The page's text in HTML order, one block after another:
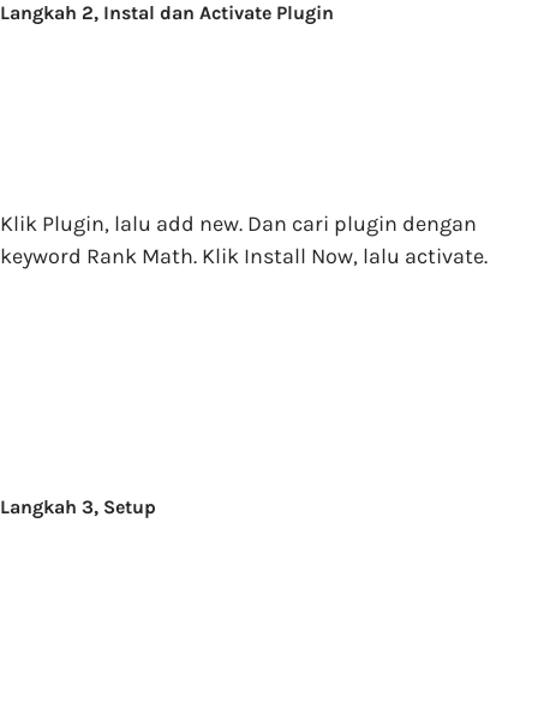
Langkah 2, Instal dan Activate Plugin
Klik Plugin, lalu add new. Dan cari plugin dengan
keyword Rank Math. Klik Install Now, lalu activate.
Langkah 3, Setup